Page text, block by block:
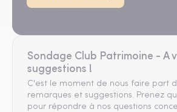
Sondage Club Patrimoine - A
suggestions !
C'est le moment de nous faire part
remarques et suggestions. Prenez
pour répondre à nos questions